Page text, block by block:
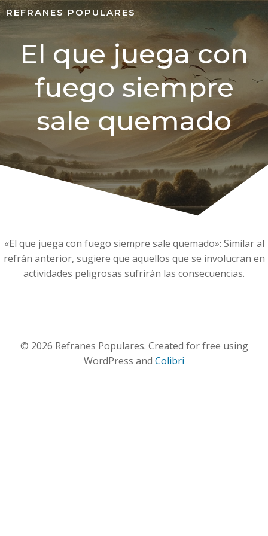
REFRANES POPULARES
El que juega con
fuego siempre
sale quemado
«El que juega con fuego siempre sale quemado»: Similar al
refrán anterior, sugiere que aquellos que se involucran en
actividades peligrosas sufrirán las consecuencias.
© 2026 Refranes Populares. Created for free using
WordPress and Colibri